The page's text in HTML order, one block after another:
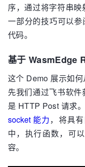
序，通过将字符串
一部分的技巧可以
代码。
基于 WasmEdge
这个 Demo 展示如
先我们通过飞书软
是 HTTP Post 请求
socket 能力，将具
中，执行函数，可
容。